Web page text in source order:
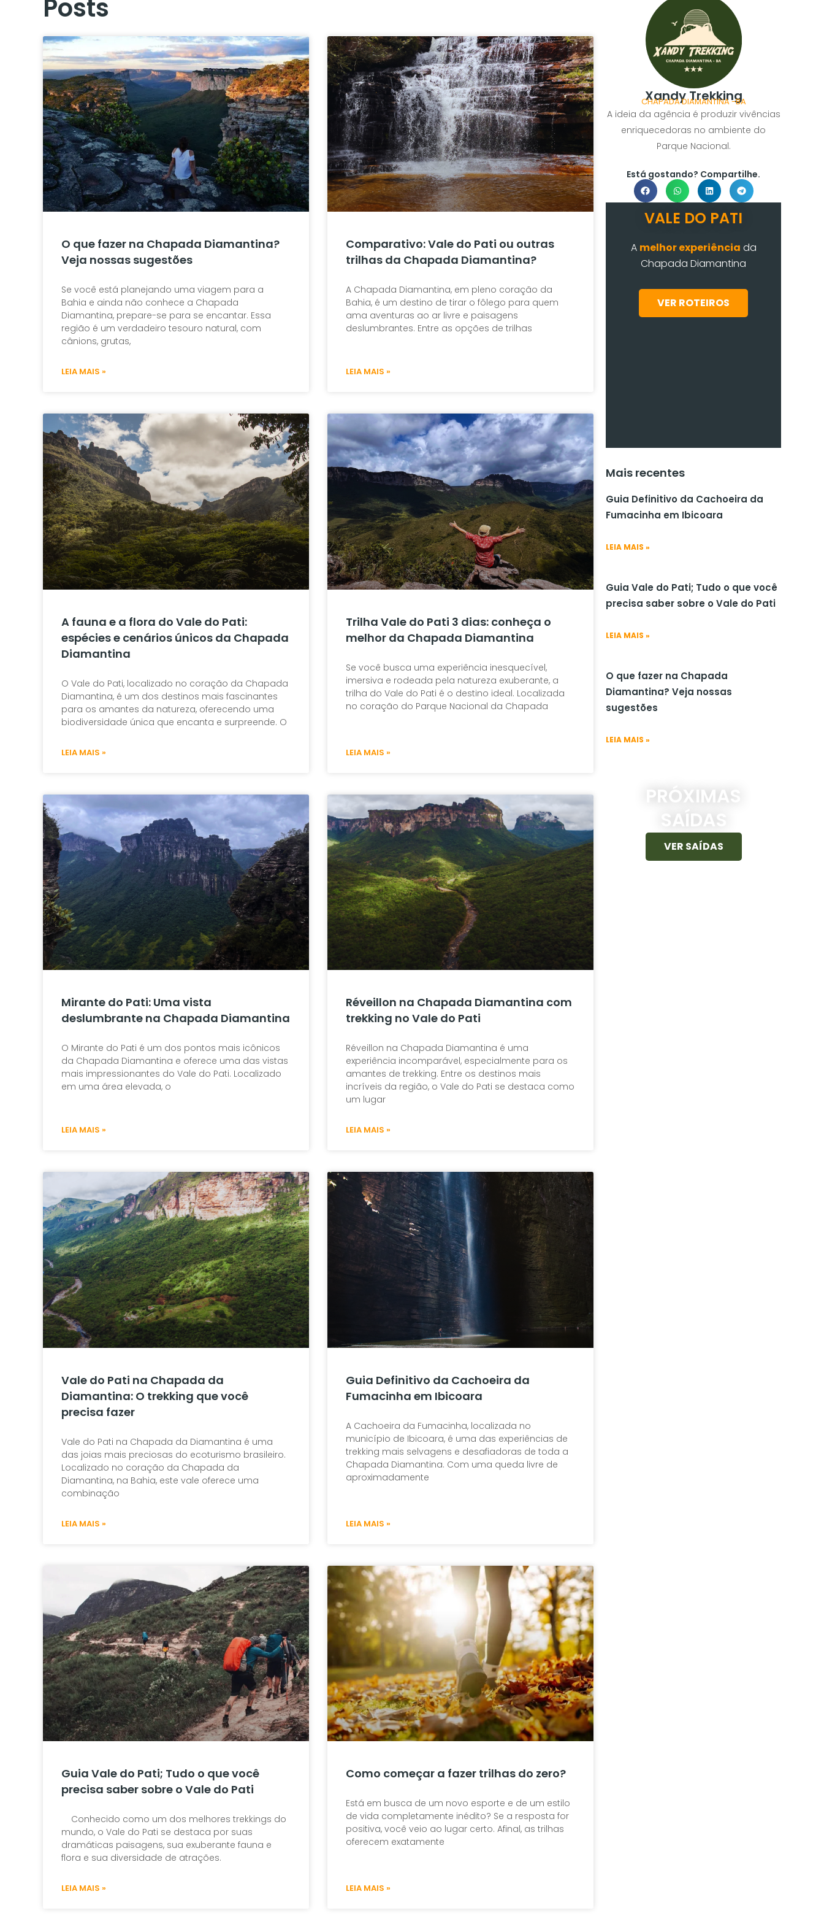
Posts
O que fazer na Chapada Diamantina?
Veja nossas sugestões
Se você está planejando uma viagem para a
Bahia e ainda não conhece a Chapada
Diamantina, prepare-se para se encantar. Essa
região é um verdadeiro tesouro natural, com
cânions, grutas,
LEIA MAIS »
Comparativo: Vale do Pati ou outras
trilhas da Chapada Diamantina?
A Chapada Diamantina, em pleno coração da
Bahia, é um destino de tirar o fôlego para quem
ama aventuras ao ar livre e paisagens
deslumbrantes. Entre as opções de trilhas
LEIA MAIS »
A fauna e a flora do Vale do Pati:
espécies e cenários únicos da Chapada
Diamantina
O Vale do Pati, localizado no coração da Chapada
Diamantina, é um dos destinos mais fascinantes
para os amantes da natureza, oferecendo uma
biodiversidade única que encanta e surpreende. O
LEIA MAIS »
Trilha Vale do Pati 3 dias: conheça o
melhor da Chapada Diamantina
Se você busca uma experiência inesquecível,
imersiva e rodeada pela natureza exuberante, a
trilha do Vale do Pati é o destino ideal. Localizada
no coração do Parque Nacional da Chapada
LEIA MAIS »
Mirante do Pati: Uma vista
deslumbrante na Chapada Diamantina
O Mirante do Pati é um dos pontos mais icônicos
da Chapada Diamantina e oferece uma das vistas
mais impressionantes do Vale do Pati. Localizado
em uma área elevada, o
LEIA MAIS »
Réveillon na Chapada Diamantina com
trekking no Vale do Pati
Réveillon na Chapada Diamantina é uma
experiência incomparável, especialmente para os
amantes de trekking. Entre os destinos mais
incríveis da região, o Vale do Pati se destaca como
um lugar
LEIA MAIS »
Vale do Pati na Chapada da
Diamantina: O trekking que você
precisa fazer
Vale do Pati na Chapada da Diamantina é uma
das joias mais preciosas do ecoturismo brasileiro.
Localizado no coração da Chapada da
Diamantina, na Bahia, este vale oferece uma
combinação
LEIA MAIS »
Guia Definitivo da Cachoeira da
Fumacinha em Ibicoara
A Cachoeira da Fumacinha, localizada no
município de Ibicoara, é uma das experiências de
trekking mais selvagens e desafiadoras de toda a
Chapada Diamantina. Com uma queda livre de
aproximadamente
LEIA MAIS »
Guia Vale do Pati; Tudo o que você
precisa saber sobre o Vale do Pati
Conhecido como um dos melhores trekkings do
mundo, o Vale do Pati se destaca por suas
dramáticas paisagens, sua exuberante fauna e
flora e sua diversidade de atrações.
LEIA MAIS »
Como começar a fazer trilhas do zero?
Está em busca de um novo esporte e de um estilo
de vida completamente inédito? Se a resposta for
positiva, você veio ao lugar certo. Afinal, as trilhas
oferecem exatamente
LEIA MAIS »
PáginaPáginaPágina
PáginaPágina
Xandy Trekking
CHAPADA DIAMANTINA -BA
A ideia da agência é produzir vivências
enriquecedoras no ambiente do
Parque Nacional.
Está gostando? Compartilhe.
VALE DO PATI
A melhor experiência da
Chapada Diamantina
VER ROTEIROS
Mais recentes
Guia Definitivo da Cachoeira da
Fumacinha em Ibicoara
LEIA MAIS »
Guia Vale do Pati; Tudo o que você
precisa saber sobre o Vale do Pati
LEIA MAIS »
O que fazer na Chapada
Diamantina? Veja nossas
sugestões
LEIA MAIS »
PRÓXIMAS
SAÍDAS
VER SAÍDAS